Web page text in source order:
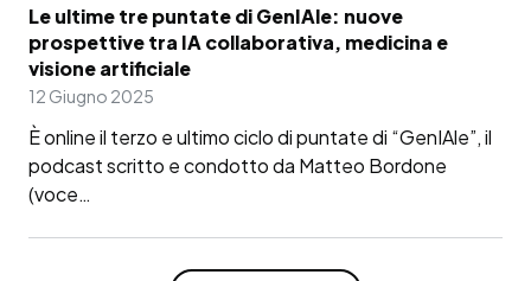
Le ultime tre puntate di GenIAle: nuove
prospettive tra IA collaborativa, medicina e
visione artificiale
12 Giugno 2025
È online il terzo e ultimo ciclo di puntate di “GenIAle”, il
podcast scritto e condotto da Matteo Bordone
(voce…